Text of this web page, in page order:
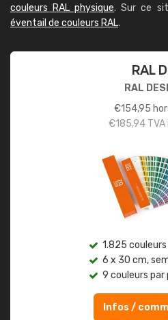
couleurs RAL physique. Sur ce
éventail de couleurs RAL.
RAL
RAL
€154,95
€185,94TVA
1.825 couleurs
6 x 30 cm,
9 couleurs par
Infos /